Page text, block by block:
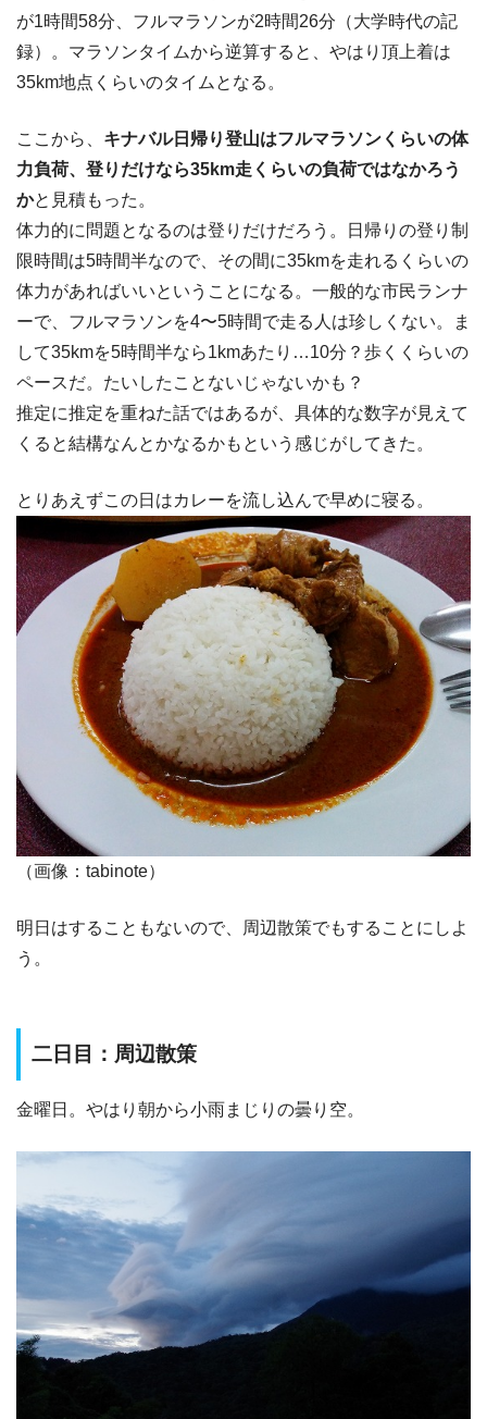
が1時間58分、フルマラソンが2時間26分（大学時代の記
録）。マラソンタイムから逆算すると、やはり頂上着は
35km地点くらいのタイムとなる。
ここから、 キナバル日帰り登山はフルマラソンくらいの体
力負荷、登りだけなら35km走くらいの負荷ではなかろう
かと見積もった。
体力的に問題となるのは登りだけだろう。日帰りの登り制
限時間は5時間半なので、その間に35kmを走れるくらいの
体力があればいいということになる。一般的な市民ランナ
ーで、フルマラソンを4〜5時間で走る人は珍しくない。ま
して35kmを5時間半なら1kmあたり…10分？歩くくらいの
ペースだ。たいしたことないじゃないかも？
推定に推定を重ねた話ではあるが、具体的な数字が見えて
くると結構なんとかなるかもという感じがしてきた。
とりあえずこの日はカレーを流し込んで早めに寝る。
（画像：tabinote）
明日はすることもないので、周辺散策でもすることにしよ
う。
二日目：周辺散策
金曜日。やはり朝から小雨まじりの曇り空。